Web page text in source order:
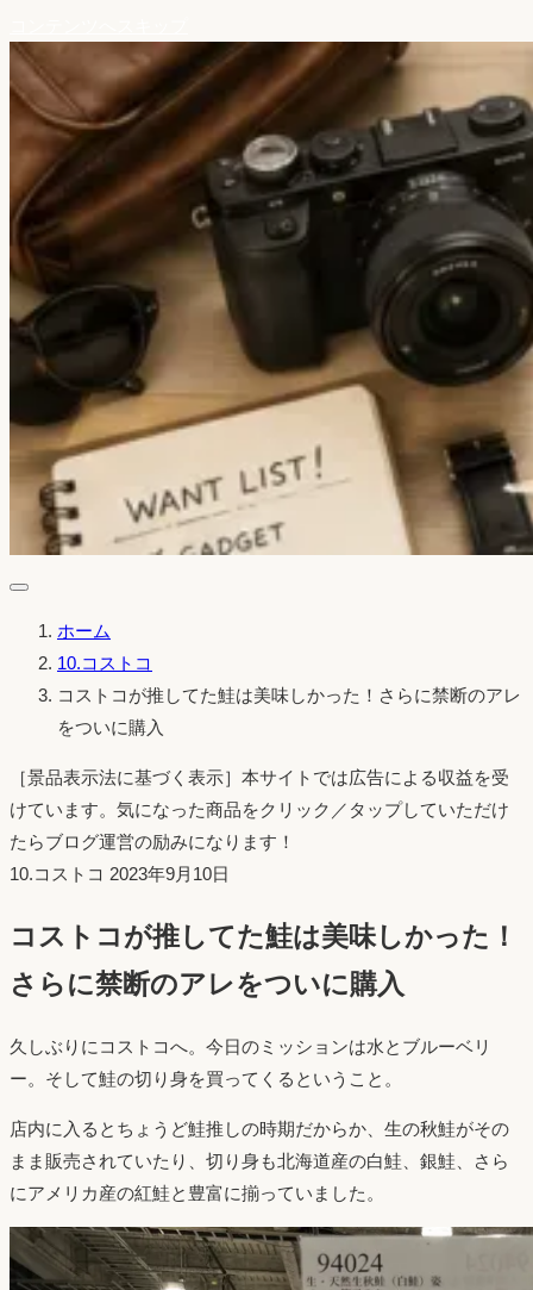
ホーム
10.コストコ
コストコが推してた鮭は美味しかった！さらに禁断のアレ
をついに購入
［景品表示法に基づく表示］本サイトでは広告による収益を受
けています。気になった商品をクリック／タップしていただけ
たらブログ運営の励みになります！
10.コストコ 投
日：
2023年9月10日
コストコが推してた鮭は美味しかった！
さらに禁断のアレをついに購入
久しぶりにコストコへ。今日のミッションは水とブルーベリ
ー。そして鮭の切り身を買ってくるということ。
店内に入るとちょうど鮭推しの時期だからか、生の秋鮭がその
まま販売されていたり、切り身も北海道産の白鮭、銀鮭、さら
にアメリカ産の紅鮭と豊富に揃っていました。